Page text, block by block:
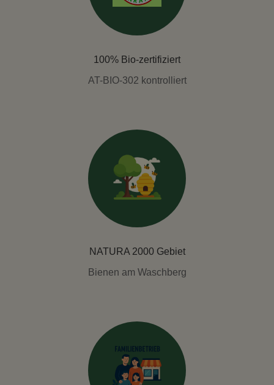
100% Bio-zertifiziert
AT-BIO-302 kontrolliert
NATURA 2000 Gebiet
Bienen am Waschberg